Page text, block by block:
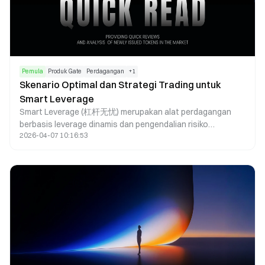
Pemula Produk Gate Perdagangan +1
Skenario Optimal dan Strategi Trading untuk
Smart Leverage
Smart Leverage (杠杆无忧) merupakan alat perdagangan
berbasis leverage dinamis dan pengendalian risiko
otomatis, dengan efektivitas yang sangat bergantung pada
mekanisme rebalancing dinamisnya berfungsi mengurangi
risiko. Untuk perdagangan jangka pendek, alat ini
meningkatkan efisiensi modal. Smart Leverage juga dapat
digunakan dalam strategi hedging guna menekan volatilitas
portofolio. Namun, Smart Leverage tidak diperuntukkan
bagi holding jangka panjang maupun pasar dengan
ketidakpastian tinggi. Kunci pemanfaatannya terletak pada
2026-04-07 10:16:53